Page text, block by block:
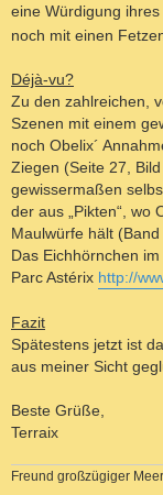
eine Würdigung
noch mit einen
Déjà-vu?
Zu den zahlreichen,
Szenen mit einem
noch Obelix´
Ziegen (Seite 27,
gewissermaßen
der aus „Pikten“, wo
Maulwürfe hält
Das Eichhörnchen
Parc Astérix http://
Fazit
Spätestens jetzt ist
aus meiner Sicht
Beste Grüße,
Terraix
Freund großzügiger